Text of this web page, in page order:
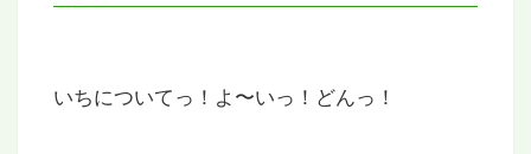
いちについてっ！よ〜いっ！どんっ！